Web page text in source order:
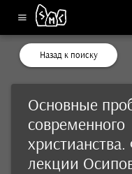
Назад к поиску
Основные
современного
лекции